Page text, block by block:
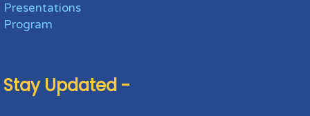
Presentations
Program
Stay Updated -